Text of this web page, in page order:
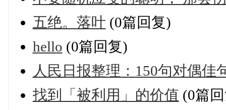
五绝。落叶 (0篇回复)
hello (0篇回复)
人民日报整理：150句对偶佳
找到「被利用」的价值 (0篇